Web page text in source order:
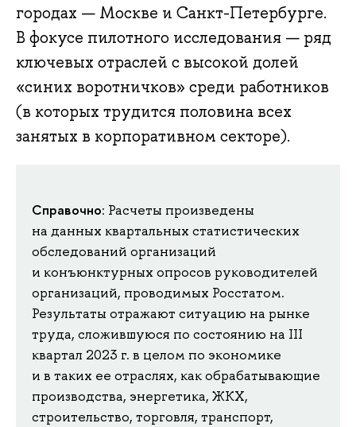
городах — Москве и Санкт-Петербурге.
В фокусе пилотного исследования — ряд
ключевых отраслей с высокой долей
«синих воротничков» среди работников
(в которых трудится половина всех
занятых в корпоративном секторе).
Справочно: Расчеты произведены
на данных квартальных статистических
обследований организаций
и конъюнктурных опросов руководителей
организаций, проводимых Росстатом.
Результаты отражают ситуацию на рынке
труда, сложившуюся по состоянию на III
квартал 2023 г. в целом по экономике
и в таких ее отраслях, как обрабатывающие
производства, энергетика, ЖКХ,
строительство, торговля, транспорт,